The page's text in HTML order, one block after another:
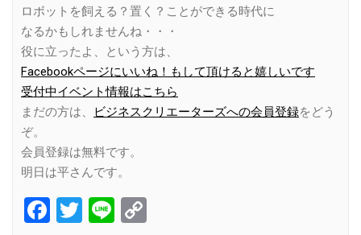
ロボットを飼える？置く？ことができる時代に
なるかもしれませんね・・・
役に立ったよ、という方は、
Facebookページにいいね！もして頂けると嬉しいです
受付中イベント情報はこちら
まだの方は、
ビジネスクリエーターズへの会員登録をどう
ぞ。
会員登録は無料です。
明日は平さんです。
Facebook
Twitter
Line